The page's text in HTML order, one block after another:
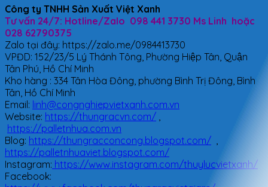
Công ty TNHH Sản Xuất Việt Xanh
Tư vấn 24/7: Hotline/Zalo 098 441 3730 Ms Linh hoặc
028 62790375
Zalo tại đây: https://zalo.me/0984413730
VPĐD: 152/23/5 Lý Thánh Tông, Phường Hiệp Tân, Quận
Tân Phú, Hồ Chí Minh
Kho hàng : 334 Tân Hòa Đông, phường Bình Trị Đông, Bình
Tân, Hồ Chí Minh
Email: linh@congnghiepvietxanh.com.vn
Website: https://thungracvn.com/ ,
https://palletnhua.com.vn
Blog: https://thungracconcong.blogspot.com/ ,
https://palletnhuaviet.blogspot.com/
Instagram: https://www.instagram.com/thuylucvietxanh/
Facebook: